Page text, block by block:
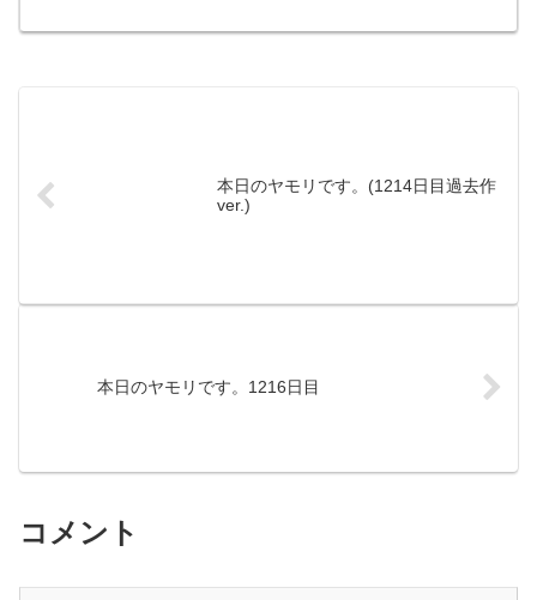
本日のヤモリです。(1214日目過去作
ver.)
本日のヤモリです。1216日目
コメント